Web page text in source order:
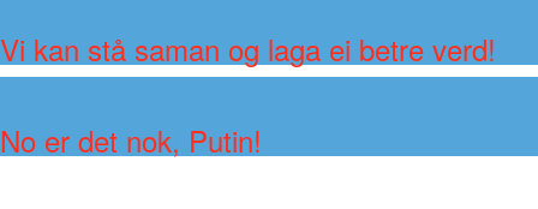
Vi kan stå saman og laga ei betre verd!
No er det nok, Putin!